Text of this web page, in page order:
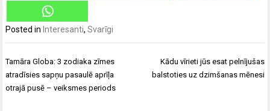
Posted in Interesanti,Svarīgi
Ziņu
izvēlne
Tamāra Globa: 3 zodiaka zīmes
atradīsies sapņu pasaulē aprīļa
otrajā pusē – veiksmes periods
Kādu vīrieti jūs esat pelnījušas
balstoties uz dzimšanas mēnesi